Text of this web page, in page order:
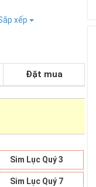
xếp
Đặt mua
Sim Lục Quý 3
Sim Lục Quý 7